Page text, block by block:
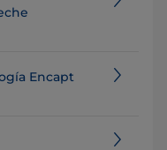
Encapt